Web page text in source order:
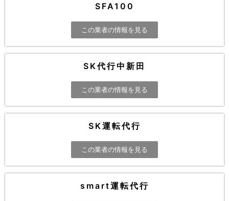
SFA100
この業者の情報を見る
SK代行中新田
この業者の情報を見る
SK運転代行
この業者の情報を見る
smart運転代行